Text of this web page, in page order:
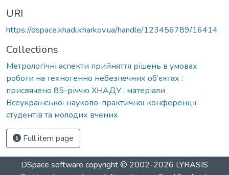
URI
https://dspace.khadi.kharkov.ua/handle/123456789/16414
Collections
Метрологічні аспекти прийняття рішень в умовах
роботи на техногенно небезпечних об’єктах :
присвячено 85-річчю ХНАДУ : матеріали
Всеукраїнської науково-практичної конференції
студентів та молодих вчених
Full item page
DSpace software copyright © 2002-2026 LYRASIS